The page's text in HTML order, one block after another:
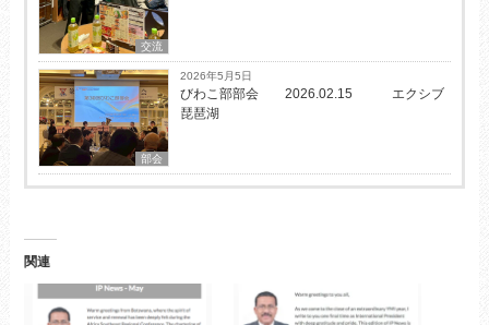
交流
部会
2026年5月5日
びわこ部部会 2026.02.15 エクシブ
琵琶湖
関連